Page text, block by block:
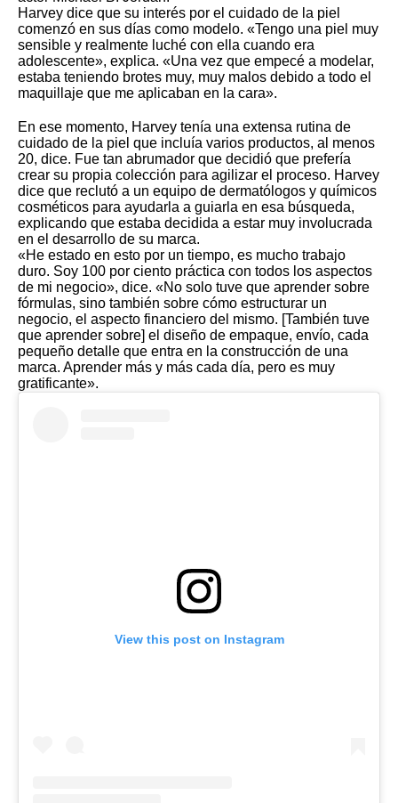
Harvey dice que su interés por el cuidado de la piel
comenzó en sus días como modelo. «Tengo una piel muy
sensible y realmente luché con ella cuando era
adolescente», explica. «Una vez que empecé a modelar,
estaba teniendo brotes muy, muy malos debido a todo el
maquillaje que me aplicaban en la cara».
En ese momento, Harvey tenía una extensa rutina de
cuidado de la piel que incluía varios productos, al menos
20, dice. Fue tan abrumador que decidió que prefería
crear su propia colección para agilizar el proceso. Harvey
dice que reclutó a un equipo de dermatólogos y químicos
cosméticos para ayudarla a guiarla en esa búsqueda,
explicando que estaba decidida a estar muy involucrada
en el desarrollo de su marca.
«He estado en esto por un tiempo, es mucho trabajo
duro. Soy 100 por ciento práctica con todos los aspectos
de mi negocio», dice. «No solo tuve que aprender sobre
fórmulas, sino también sobre cómo estructurar un
negocio, el aspecto financiero del mismo. [También tuve
que aprender sobre] el diseño de empaque, envío, cada
pequeño detalle que entra en la construcción de una
marca. Aprender más y más cada día, pero es muy
gratificante».
View this post on Instagram